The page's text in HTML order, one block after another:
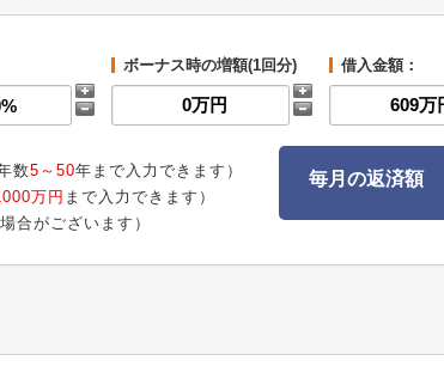
ボーナス時の増額(1回分) 借入金額：
数5～50年まで入力できます）
万円 まで入力できます）
合がございます）
毎月の返済額